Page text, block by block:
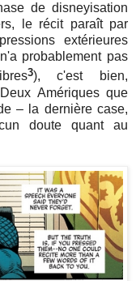
de disneyisation
le récit paraît par
extérieures
probablement pas
3), c'est bien,
Amériques que
– la dernière case,
doute quant au